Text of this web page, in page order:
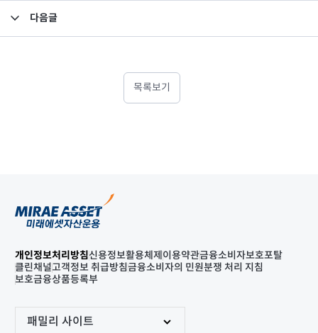
다음글
목록보기
개인정보처리방침신용정보활용체제 이용약관금융소비자보호포탈
클린채널고객정보 취급방침금융소비자의 민원분쟁 처리 지침
보호금융상품등록부
패밀리 사이트